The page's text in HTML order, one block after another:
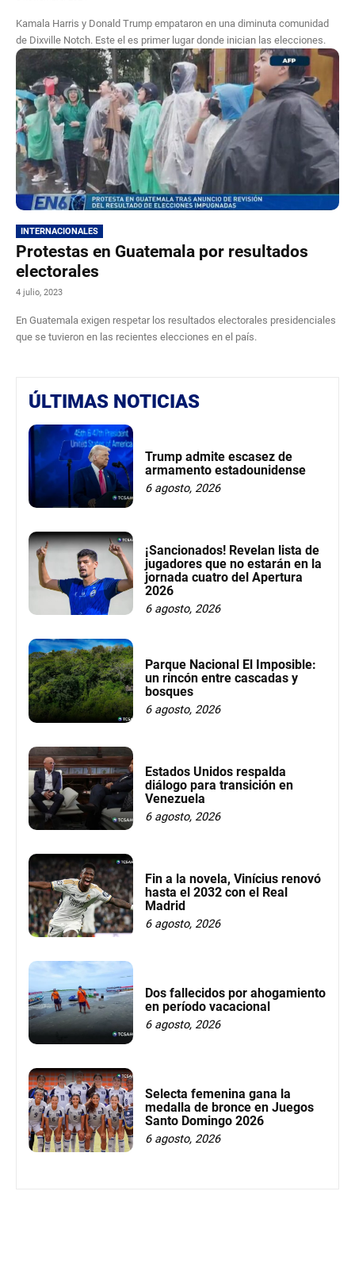
Kamala Harris y Donald Trump empataron en una diminuta comunidad
de Dixville Notch. Este el es primer lugar donde inician las elecciones.
INTERNACIONALES
Protestas en Guatemala por resultados
electorales
4 julio, 2023
En Guatemala exigen respetar los resultados electorales presidenciales
que se tuvieron en las recientes elecciones en el país.
ÚLTIMAS NOTICIAS
Trump admite escasez de
armamento estadounidense
6 agosto, 2026
¡Sancionados! Revelan lista de
jugadores que no estarán en la
jornada cuatro del Apertura
2026
6 agosto, 2026
Parque Nacional El Imposible:
un rincón entre cascadas y
bosques
6 agosto, 2026
Estados Unidos respalda
diálogo para transición en
Venezuela
6 agosto, 2026
Fin a la novela, Vinícius renovó
hasta el 2032 con el Real
Madrid
6 agosto, 2026
Dos fallecidos por ahogamiento
en período vacacional
6 agosto, 2026
Selecta femenina gana la
medalla de bronce en Juegos
Santo Domingo 2026
6 agosto, 2026